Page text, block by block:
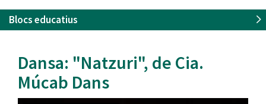
Blocs educatius
Dansa: "Natzuri", de Cia.
Múcab Dans